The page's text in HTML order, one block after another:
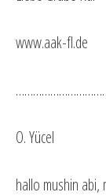
www.aak-fl.de
O. Yücel
hallo mushin abi,